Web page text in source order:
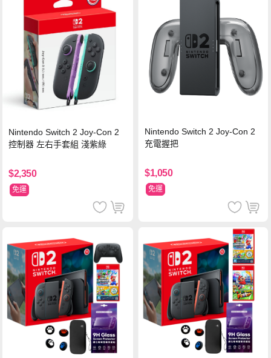
Nintendo Switch 2 Joy-Con 2
控制器 左右手套組 淺紫綠
$2,350
免運
Nintendo Switch 2 Joy-Con 2
充電握把
$1,050
免運